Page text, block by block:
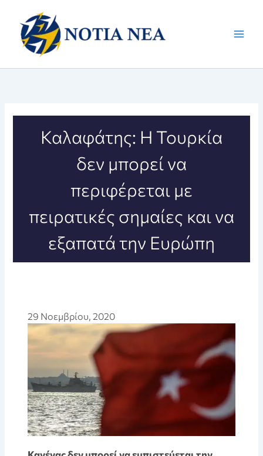
περιεχόμενο
Καλαφάτης: Η Τουρκία
δεν μπορεί να
περιφέρεται με
πειρατικές σημαίες και να
εξαπατά την Ευρώπη
29 Νοεμβρίου, 2020